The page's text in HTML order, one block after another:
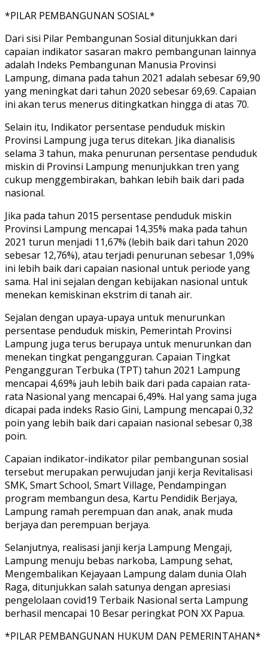
*PILAR PEMBANGUNAN SOSIAL*
Dari sisi Pilar Pembangunan Sosial ditunjukkan dari
capaian indikator sasaran makro pembangunan lainnya
adalah Indeks Pembangunan Manusia Provinsi
Lampung, dimana pada tahun 2021 adalah sebesar 69,90
yang meningkat dari tahun 2020 sebesar 69,69. Capaian
ini akan terus menerus ditingkatkan hingga di atas 70.
Selain itu, Indikator persentase penduduk miskin
Provinsi Lampung juga terus ditekan. Jika dianalisis
selama 3 tahun, maka penurunan persentase penduduk
miskin di Provinsi Lampung menunjukkan tren yang
cukup menggembirakan, bahkan lebih baik dari pada
nasional.
Jika pada tahun 2015 persentase penduduk miskin
Provinsi Lampung mencapai 14,35% maka pada tahun
2021 turun menjadi 11,67% (lebih baik dari tahun 2020
sebesar 12,76%), atau terjadi penurunan sebesar 1,09%
ini lebih baik dari capaian nasional untuk periode yang
sama. Hal ini sejalan dengan kebijakan nasional untuk
menekan kemiskinan ekstrim di tanah air.
Sejalan dengan upaya-upaya untuk menurunkan
persentase penduduk miskin, Pemerintah Provinsi
Lampung juga terus berupaya untuk menurunkan dan
menekan tingkat pengangguran. Capaian Tingkat
Pengangguran Terbuka (TPT) tahun 2021 Lampung
mencapai 4,69% jauh lebih baik dari pada capaian rata-
rata Nasional yang mencapai 6,49%. Hal yang sama juga
dicapai pada indeks Rasio Gini, Lampung mencapai 0,32
poin yang lebih baik dari capaian nasional sebesar 0,38
poin.
Capaian indikator-indikator pilar pembangunan sosial
tersebut merupakan perwujudan janji kerja Revitalisasi
SMK, Smart School, Smart Village, Pendampingan
program membangun desa, Kartu Pendidik Berjaya,
Lampung ramah perempuan dan anak, anak muda
berjaya dan perempuan berjaya.
Selanjutnya, realisasi janji kerja Lampung Mengaji,
Lampung menuju bebas narkoba, Lampung sehat,
Mengembalikan Kejayaan Lampung dalam dunia Olah
Raga, ditunjukkan salah satunya dengan apresiasi
pengelolaan covid19 Terbaik Nasional serta Lampung
berhasil mencapai 10 Besar peringkat PON XX Papua.
*PILAR PEMBANGUNAN HUKUM DAN PEMERINTAHAN*